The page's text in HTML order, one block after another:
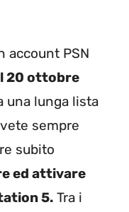
account PSN
20 ottobre
una lunga lista
sempre
subito
ed attivare
5. Tra i